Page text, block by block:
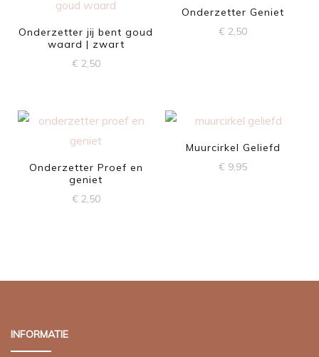
Onderzetter jij bent goud
waard | zwart
€ 2,50
Onderzetter Geniet
€ 2,50
Onderzetter Proef en
geniet
€ 2,50
Muurcirkel Geliefd
€ 9,95
INFORMATIE